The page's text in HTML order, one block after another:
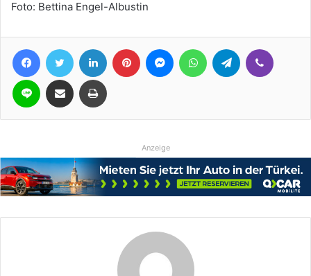
Foto: Bettina Engel-Albustin
FacebookTwitter LinkedIn Pinterest MessengerWhatsAppTelegram
Line Teile per E-Mail Drucken
Anzeige